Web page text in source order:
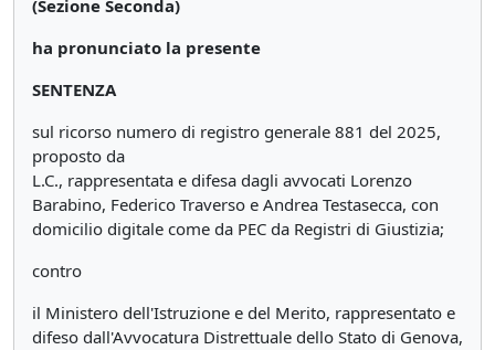
(Sezione Seconda)
ha pronunciato la presente
SENTENZA
sul ricorso numero di registro generale 881 del 2025,
proposto da
L.C., rappresentata e difesa dagli avvocati Lorenzo
Barabino, Federico Traverso e Andrea Testasecca, con
domicilio digitale come da PEC da Registri di Giustizia;
contro
il Ministero dell'Istruzione e del Merito, rappresentato e
difeso dall'Avvocatura Distrettuale dello Stato di Genova,